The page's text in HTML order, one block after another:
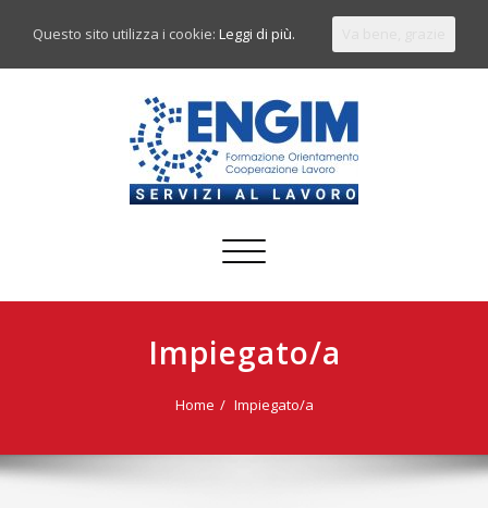
Commuta
Impiegato/a
Home Impiegato/a
Questo sito utilizza i cookie:Leggi di più.